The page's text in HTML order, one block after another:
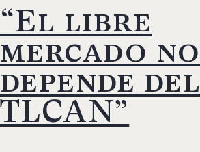
“El libre
mercado no
depende del
TLCAN”